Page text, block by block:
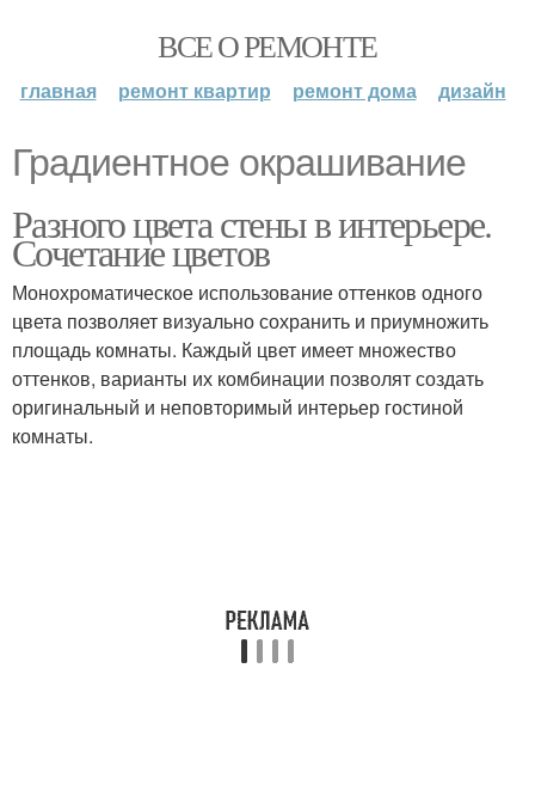
ВСЕ О РЕМОНТЕ
главная ремонт квартир ремонт дома дизайн
Градиентное окрашивание
Разного цвета стены в интерьере.
Сочетание цветов
Монохроматическое использование оттенков одного
цвета позволяет визуально сохранить и приумножить
площадь комнаты. Каждый цвет имеет множество
оттенков, варианты их комбинации позволят создать
оригинальный и неповторимый интерьер гостиной
комнаты.